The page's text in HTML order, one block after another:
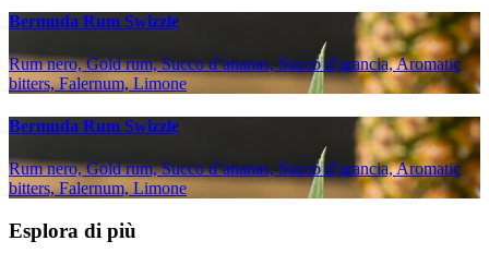
Bermuda Rum Swizzle
Rum nero, Gold rum, Succo d’ananas, Succo d’arancia, Aromatic
bitters, Falernum, Limone
Bermuda Rum Swizzle
Rum nero, Gold rum, Succo d’ananas, Succo d’arancia, Aromatic
bitters, Falernum, Limone
Esplora di più